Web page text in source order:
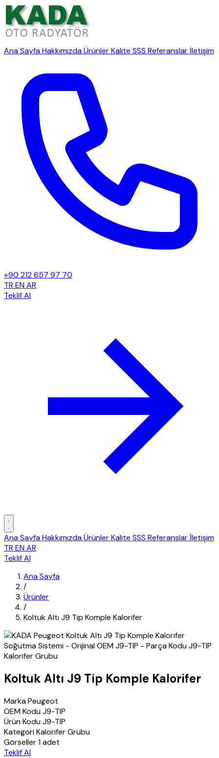
Ana SayfaHakkımızdaÜrünlerKalite SSS Referanslar İletişim
+90 212 657 97 70
TR ENAR
Teklif Al
Ana SayfaHakkımızdaÜrünlerKalite SSS Referanslar İletişim
TR ENAR
Teklif Al
Ana Sayfa
/
Ürünler
/
Koltuk Altı J9 Tip Komple Kalorifer
Kalorifer Grubu
Koltuk Altı J9 Tip Komple Kalorifer
MarkaPeugeot
OEM KoduJ9-TIP
Ürün KoduJ9-TIP
KategoriKalorifer Grubu
Görseller1 adet
Teklif Al